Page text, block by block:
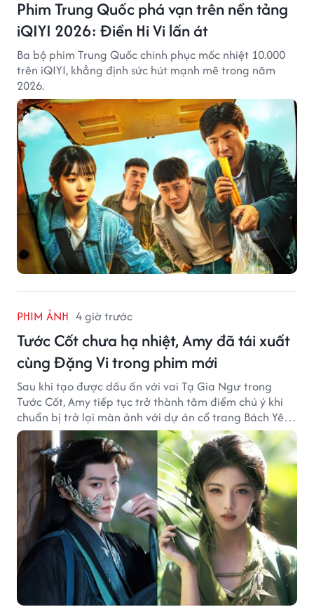
Phim Trung Quốc phá vạn trên nền tảng
iQIYI 2026: Điền Hi Vi lấn át
Ba bộ phim Trung Quốc chinh phục mốc nhiệt 10.000
trên iQIYI, khẳng định sức hút mạnh mẽ trong năm
2026.
PHIM ẢNH 4 giờ trước
Tước Cốt chưa hạ nhiệt, Amy đã tái xuất
cùng Đặng Vi trong phim mới
Sau khi tạo được dấu ấn với vai Tạ Gia Ngư trong
Tước Cốt, Amy tiếp tục trở thành tâm điểm chú ý khi
chuẩn bị trở lại màn ảnh với dự án cổ trang Bách Yêu
Phổ.